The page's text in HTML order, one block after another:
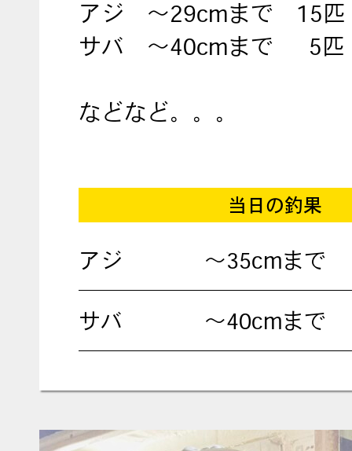
アジ ～29cmまで 15匹
サバ ～40cmまで 5匹
などなど。。。
当日の釣果
アジ ～35cmまで
サバ ～40cmまで